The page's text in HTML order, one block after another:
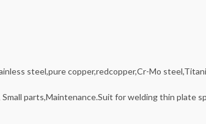
steel,pure copper,redcopper,Cr-Mo
parts,Maintenance.Suit for welding thin plate